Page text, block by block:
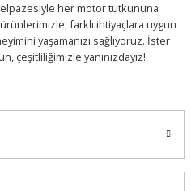
olmalı.her motor tutkununa
farklı ihtiyaçlara uygun
yaşamanızı sağlıyoruz. İster
çeşitliliğimizle yanınızdayız!